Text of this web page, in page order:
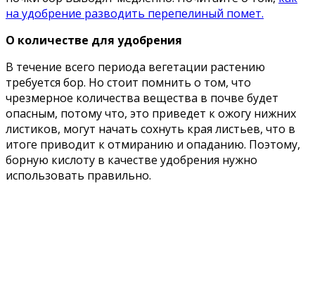
на удобрение разводить перепелиный помет.
О количестве для удобрения
В течение всего периода вегетации растению
требуется бор. Но стоит помнить о том, что
чрезмерное количества вещества в почве будет
опасным, потому что, это приведет к ожогу нижних
листиков, могут начать сохнуть края листьев, что в
итоге приводит к отмиранию и опаданию. Поэтому,
борную кислоту в качестве удобрения нужно
использовать правильно.